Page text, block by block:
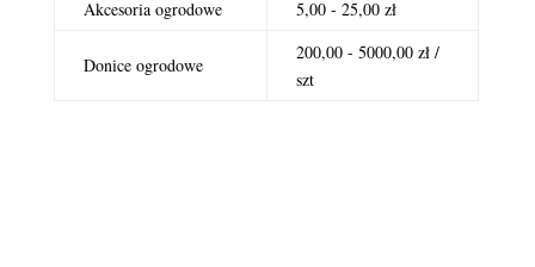
Akcesoria ogrodowe 5,00 - 25,00 zł
Donice ogrodowe
200,00 - 5000,00 zł /
szt